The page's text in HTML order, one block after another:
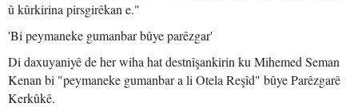
û kûrkirina pirsgirêkan e."
'Bi peymaneke gumanbar bûye parêzgar'
Di daxuyaniyê de her wiha hat destnîşankirin ku Mihemed Seman
Kenan bi "peymaneke gumanbar a li Otela Reşîd" bûye Parêzgarê
Kerkûkê.